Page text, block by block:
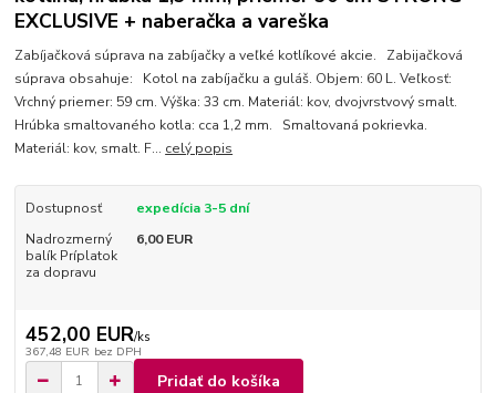
EXCLUSIVE + naberačka a vareška
Zabíjačková súprava na zabíjačky a veľké kotlíkové akcie. Zabijačková
súprava obsahuje: Kotol na zabíjačku a guláš. Objem: 60 L. Veľkosť:
Vrchný priemer: 59 cm. Výška: 33 cm. Materiál: kov, dvojvrstvový smalt.
Hrúbka smaltovaného kotla: cca 1,2 mm. Smaltovaná pokrievka.
Materiál: kov, smalt. F... celý popis
Dostupnosť
expedícia 3-5 dní
Nadrozmerný
balík Príplatok
za dopravu
6,00 EUR
452,00 EUR/ks
367,48 EUR bez DPH
Pridať do košíka